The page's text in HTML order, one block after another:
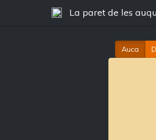
La paret de les
Auca